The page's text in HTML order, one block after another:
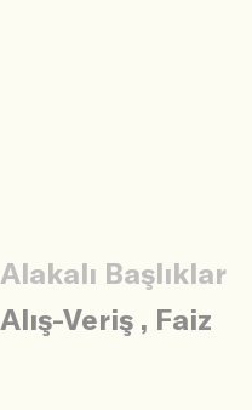
Alakalı Başlıklar
Alış-Veriş , Faiz